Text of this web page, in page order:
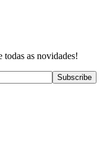
todas as novidades!